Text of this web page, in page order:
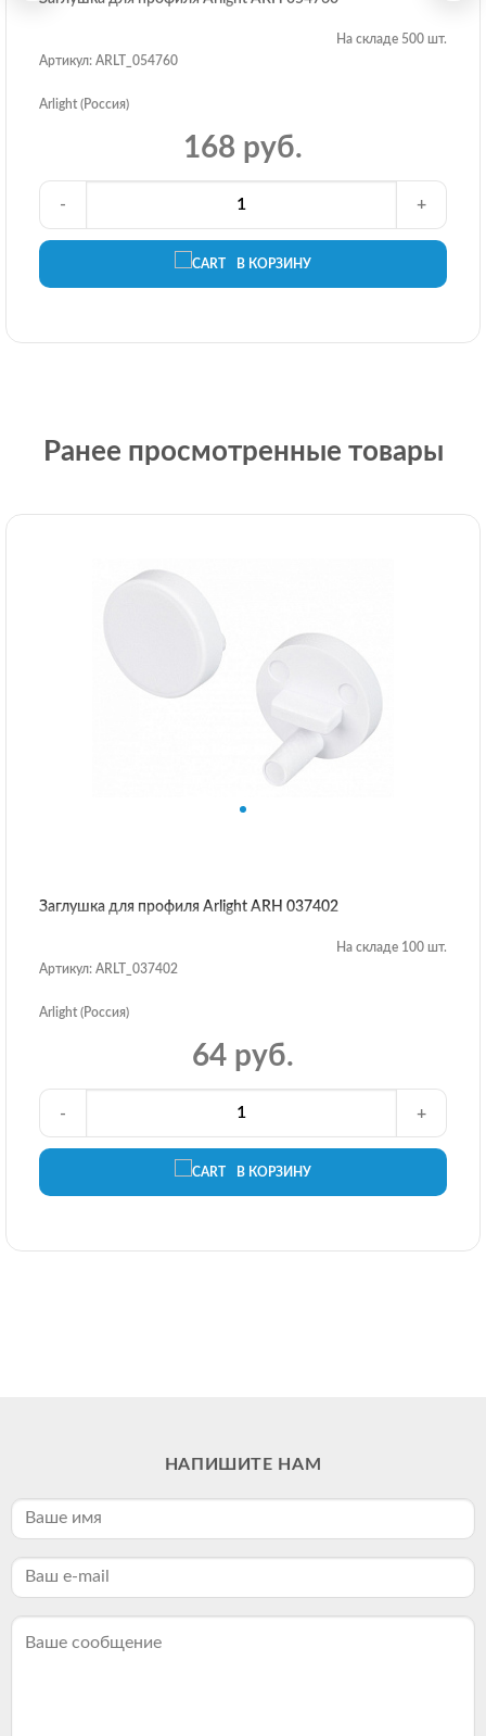
На складе 500 шт.
Артикул: ARLT_054760
Arlight (Россия)
168 руб.
В КОРЗИНУ
- +
Ранее просмотренные товары
Заглушка для профиля Arlight ARH 037402
На складе 100 шт.
Артикул: ARLT_037402
Arlight (Россия)
64 руб.
В КОРЗИНУ
- +
НАПИШИТЕ НАМ